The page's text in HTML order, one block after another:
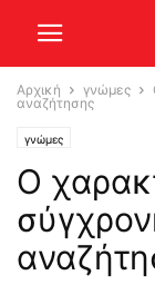
Αρχική γνώμες
αναζήτησης
γνώμες
O